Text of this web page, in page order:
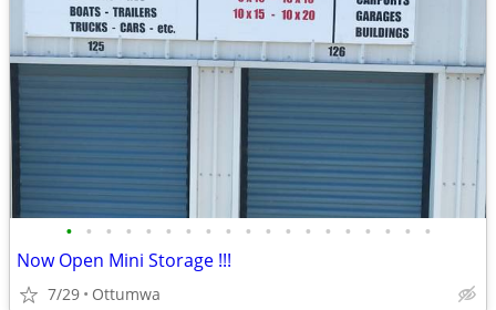
• • • • • • • • • • • • • • • • • • •
Now Open Mini Storage !!!
7/29 Ottumwa